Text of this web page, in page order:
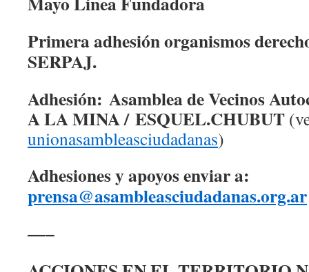
Primera adhesión organismos
SERPAJ.
Adhesión: Asamblea de Vecinos
A LA MINA / ESQUEL.CHUBUT
unionasambleasciudadanas)
Adhesiones y apoyos enviar a:
prensa@asambleasciudadanas.org.ar
—–